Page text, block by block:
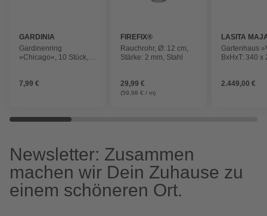
GARDINIA
Gardinenring
»Chicago«, 10 Stück,
7,99 €
FIREFIX®
Rauchrohr, Ø: 12 cm,
Stärke: 2 mm, Stahl
29,99 €
(59,98 € / m)
LASITA
Gartenhaus
BxHxT: 340 x
grüngrau
2.449,00 €
Newsletter: Zusammen
machen wir Dein Zuhause zu
einem schöneren Ort.